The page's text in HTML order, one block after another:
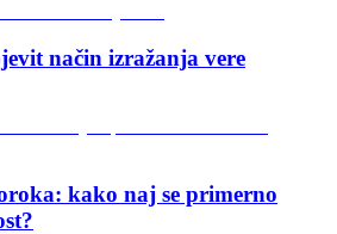
način izražanja vere
kako naj se primerno